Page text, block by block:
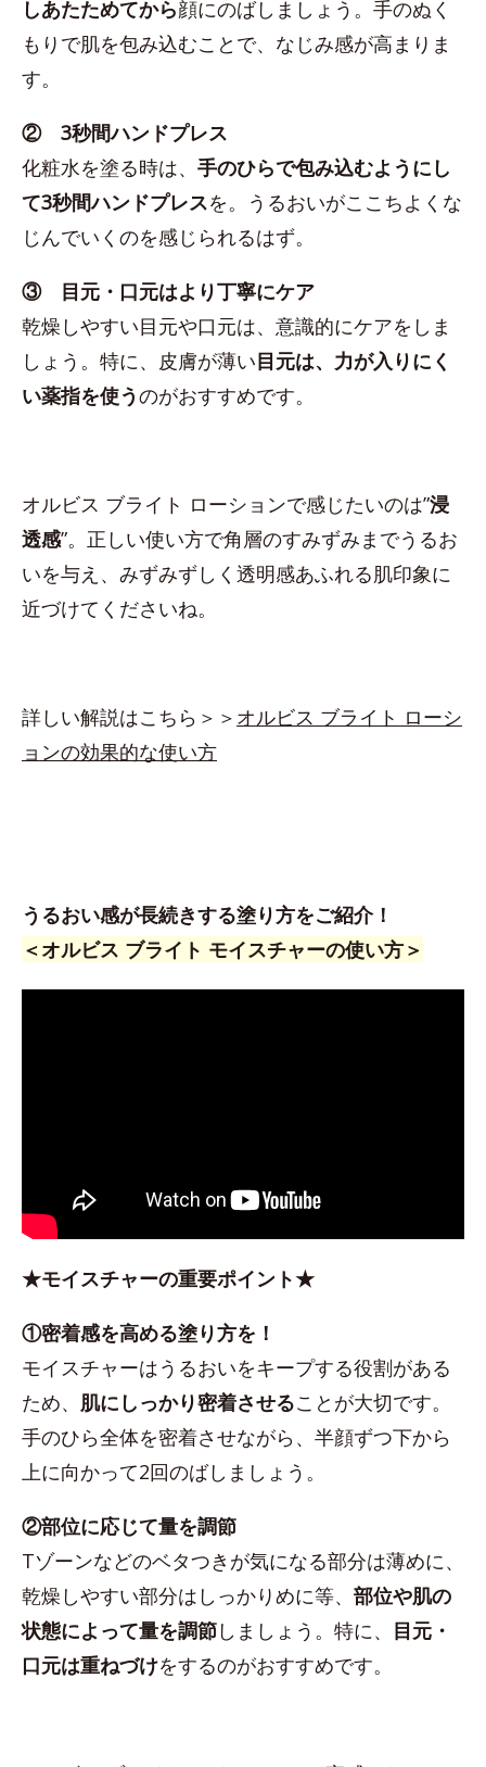
しあたためてから顔にのばしましょう。手のぬく
もりで肌を包み込むことで、なじみ感が高まりま
す。
② 3秒間ハンドプレス
化粧水を塗る時は、 手のひらで包み込むようにし
て3秒間ハンドプレスを。うるおいがここちよくな
じんでいくのを感じられるはず。
③ 目元・口元はより丁寧にケア
乾燥しやすい目元や口元は、意識的にケアをしま
しょう。特に、皮膚が薄い目元は、力が入りにく
い薬指を使うのがおすすめです。
オルビス ブライト ローションで感じたいのは”浸
透感”。正しい使い方で角層のすみずみまでうるお
いを与え、みずみずしく透明感あふれる肌印象に
近づけてくださいね。
詳しい解説はこちら＞＞ オルビス ブライト ローシ
ョンの効果的な使い方
うるおい感が長続きする塗り方をご紹介！
＜オルビス ブライト モイスチャーの使い方＞
★モイスチャーの重要ポイント★
①密着感を高める塗り方を！
モイスチャーはうるおいをキープする役割がある
ため、 肌にしっかり密着させることが大切です。
手のひら全体を密着させながら、半顔ずつ下から
上に向かって2回のばしましょう。
②部位に応じて量を調節
Tゾーンなどのベタつきが気になる部分は薄めに、
乾燥しやすい部分はしっかりめに等、 部位や肌の
状態によって量を調節しましょう。特に、 目元・
口元は重ねづけをするのがおすすめです。